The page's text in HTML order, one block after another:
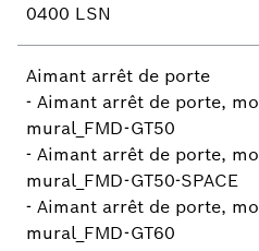
0400 LSN
Aimant arrêt de porte
- Aimant arrêt de porte,
mural_FMD-GT50
- Aimant arrêt de porte,
mural_FMD-GT50-SPACE
- Aimant arrêt de porte,
mural_FMD-GT60